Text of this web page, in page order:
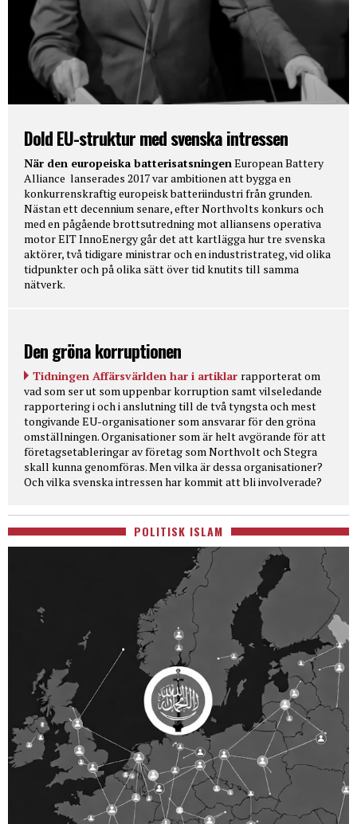
Dold EU-struktur med svenska intressen
När den europeiska batterisatsningenEuropean Battery
Alliance lanserades 2017 var ambitionen att bygga en
konkurrenskraftig europeisk batteriindustri från grunden.
Nästan ett decennium senare, efter Northvolts konkurs och
med en pågående brottsutredning mot alliansens operativa
motor EIT InnoEnergy går det att kartlägga hur tre svenska
aktörer, två tidigare ministrar och en industristrateg, vid olika
tidpunkter och på olika sätt över tid knutits till samma
nätverk.
Den gröna korruptionen
Tidningen Affärsvärlden har i artiklar rapporterat om
vad som ser ut som uppenbar korruption samt vilseledande
rapportering i och i anslutning till de två tyngsta och mest
tongivande EU-organisationer som ansvarar för den gröna
omställningen. Organisationer som är helt avgörande för att
företagsetableringar av företag som Northvolt och Stegra
skall kunna genomföras. Men vilka är dessa organisationer?
Och vilka svenska intressen har kommit att bli involverade?
POLITISK ISLAM